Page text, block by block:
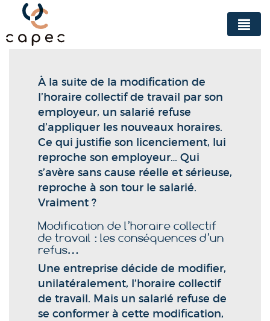
Panneau de gestion des cookies
À la suite de la modification de
l’horaire collectif de travail par son
employeur, un salarié refuse
d’appliquer les nouveaux horaires.
Ce qui justifie son licenciement, lui
reproche son employeur… Qui
s’avère sans cause réelle et sérieuse,
reproche à son tour le salarié.
Vraiment ?
Modification de l’horaire collectif
de travail : les conséquences d’un
refus…
Une entreprise décide de modifier,
unilatéralement, l’horaire collectif
de travail. Mais un salarié refuse de
se conformer à cette modification,